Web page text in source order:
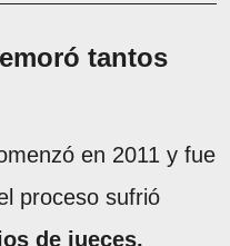
tantos
en 2011 y fue
proceso sufrió
de jueces,